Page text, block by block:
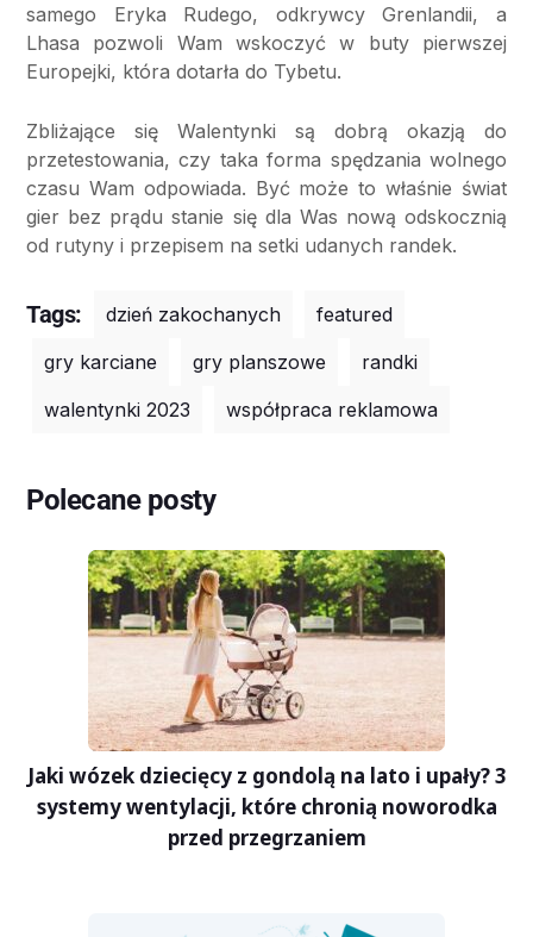
samego Eryka Rudego, odkrywcy Grenlandii, a
Lhasa pozwoli Wam wskoczyć w buty pierwszej
Europejki, która dotarła do Tybetu.
Zbliżające się Walentynki są dobrą okazją do
przetestowania, czy taka forma spędzania wolnego
czasu Wam odpowiada. Być może to właśnie świat
gier bez prądu stanie się dla Was nową odskocznią
od rutyny i przepisem na setki udanych randek.
Tags: dzień zakochanych
featured
gry karciane
gry planszowe
randki
walentynki 2023
współpraca reklamowa
Polecane posty
Jaki wózek dziecięcy z gondolą na lato i upały? 3
systemy wentylacji, które chronią noworodka
przed przegrzaniem